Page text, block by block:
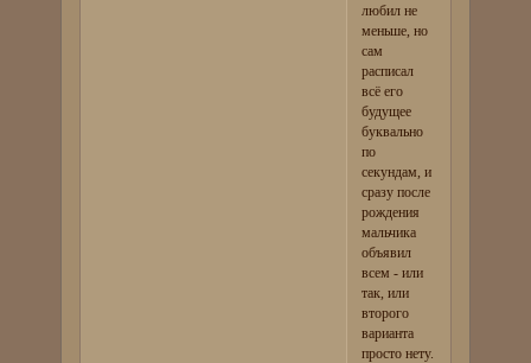
любил не
меньше, но
сам
расписал
всё его
будущее
буквально
по
секундам, и
сразу после
рождения
мальчика
объявил
всем - или
так, или
второго
варианта
просто нету.